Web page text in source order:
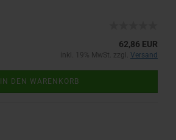
62,86 EUR
inkl. 19% MwSt. zzgl. Versand
IN DEN WARENKORB